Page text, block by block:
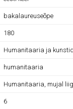
bakalaureuseõpe
180
Humanitaaria ja
humanitaaria
Humanitaaria, mujal
6